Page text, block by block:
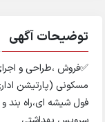
توضیحات آگهی
✅فروش ،طراحی و
مسکونی (پارتیشن
فول شیشه ای،راه بند و